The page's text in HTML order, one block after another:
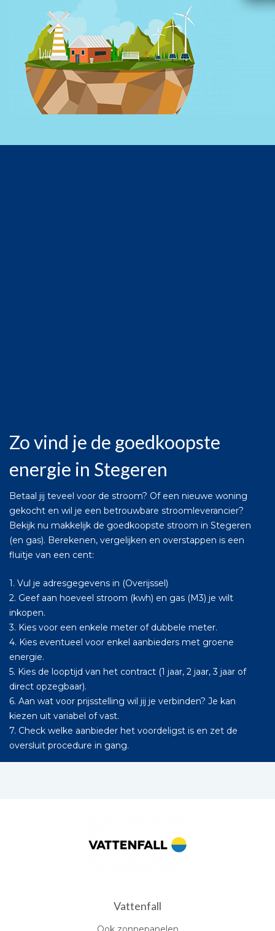
Zo vind je de goedkoopste
energie in Stegeren
Betaal jij teveel voor de stroom? Of een nieuwe woning
gekocht en wil je een betrouwbare stroomleverancier?
Bekijk nu makkelijk de goedkoopste stroom in Stegeren
(en gas). Berekenen, vergelijken en overstappen is een
fluitje van een cent:
1. Vul je adresgegevens in (Overijssel)
2. Geef aan hoeveel stroom (kwh) en gas (M3) je wilt
inkopen.
3. Kies voor een enkele meter of dubbele meter.
4. Kies eventueel voor enkel aanbieders met groene
energie.
5. Kies de looptijd van het contract (1 jaar, 2 jaar, 3 jaar of
direct opzegbaar).
6. Aan wat voor prijsstelling wil jij je verbinden? Je kan
kiezen uit variabel of vast.
7. Check welke aanbieder het voordeligst is en zet de
oversluit procedure in gang.
Vattenfall